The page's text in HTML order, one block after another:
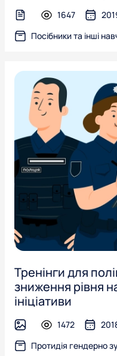
text-file1647
Посібники та інші
Тренінги для
зниження рівня
ініціативи
image 1472
Протидія гендерно